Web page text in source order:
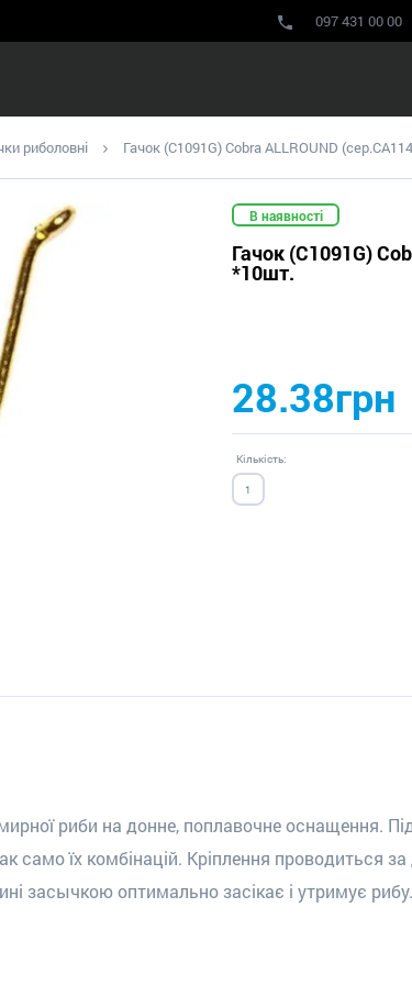
097 431 00 00
риболовні Гачок (C1091G) Cobra ALLROUND
В наявності
Гачок (C1091G)
*10шт.
28.38грн
Кількість:
риби на донне, поплавочне оснащення.
само їх комбінацій. Кріплення проводиться
засычкою оптимально засікає і утримує